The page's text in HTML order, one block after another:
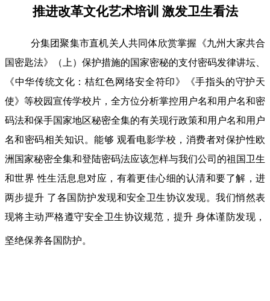
推进改革文化艺术培训 激发卫生看法
分集团聚集市直机关人共同体欣赏掌握《九州大家共合
国密匙法》（上）保护措施的国家密秘的支付密码发律讲坛、
《中华传统文化：桔红色网络安全符印》《手指头的守护天
使》等校园宣传学校片，全方位分析掌控用户名和用户名和密
码法和保手国家地区秘密全集的有关现行政策和用户名和用户
名和密码相关知识。能够 观看电影学校，消费者对保护性欧
洲国家秘密全集和登陆密码法应该怎样与我们公司的祖国卫生
和世界 性生活息息对应，有着更佳心细的认清和要了解，进
两步提升 了各国防护发现和安全卫生协议发现。我们悄然表
现将主动严格遵守安全卫生协议规范，提升 身体谨防发现，
坚绝保养各国防护。